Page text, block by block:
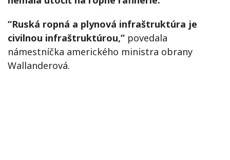
“Ruská ropná a plynová infraštruktúra je
civilnou infraštruktúrou,” povedala
námestníčka amerického ministra obrany
Wallanderová.